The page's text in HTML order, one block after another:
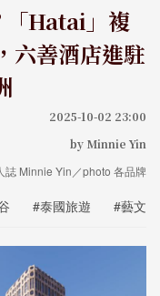
「Hatai」複
六善酒店進駐
2025-10-02 23:00
by Minnie Yin
誌 Minnie Yin／photo 各品牌
#泰國旅遊 #藝文